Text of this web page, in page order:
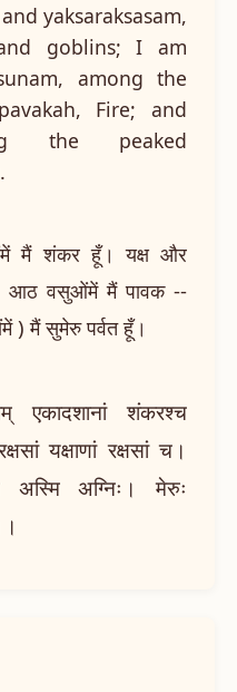
yaksaraksasam,
goblins; I am
among the
Fire; and
the peaked
मैं शंकर हूँ। यक्ष और
आठ वसुओंमें मैं पावक --
) मैं सुमेरु पर्वत हूँ।
एकादशानां शंकरश्च
यक्षाणां रक्षसां च।
अस्मि अग्निः। मेरुः